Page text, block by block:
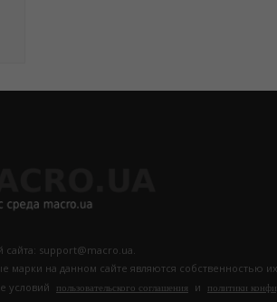
сайта: support@macro.ua.
марки на данном сайте являются собственностью
условий
пользовательского соглашения и политики